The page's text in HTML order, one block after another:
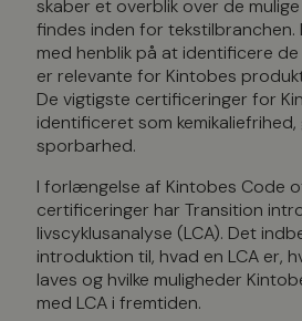
skaber et overblik over de
findes inden for
med henblik på at identificere
er relevante for Kintobes
De vigtigste certificeringer for
identificeret som
sporbarhed.
I forlængelse af Kintobes Code
certificeringer har Transition
livscyklusanalyse (LCA). Det
introduktion til, hvad en LCA er,
laves og hvilke muligheder
med LCA i fremtiden.